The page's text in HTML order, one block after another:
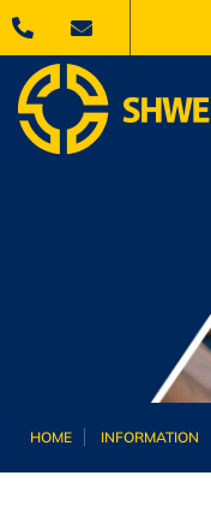
HOME INFORMATION